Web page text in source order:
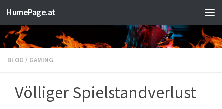
Zum Inhalt springen
HumePage.at
BLOG / GAMING
Völliger Spielstandverlust